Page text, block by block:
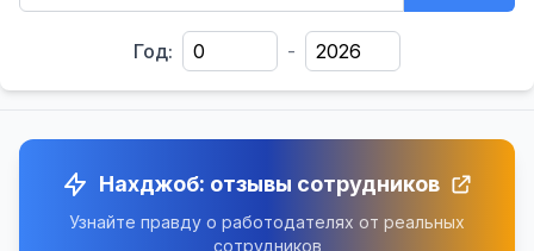
Год: -
Нахджоб: отзывы сотрудников
Узнайте правду о работодателях от реальных
сотрудников